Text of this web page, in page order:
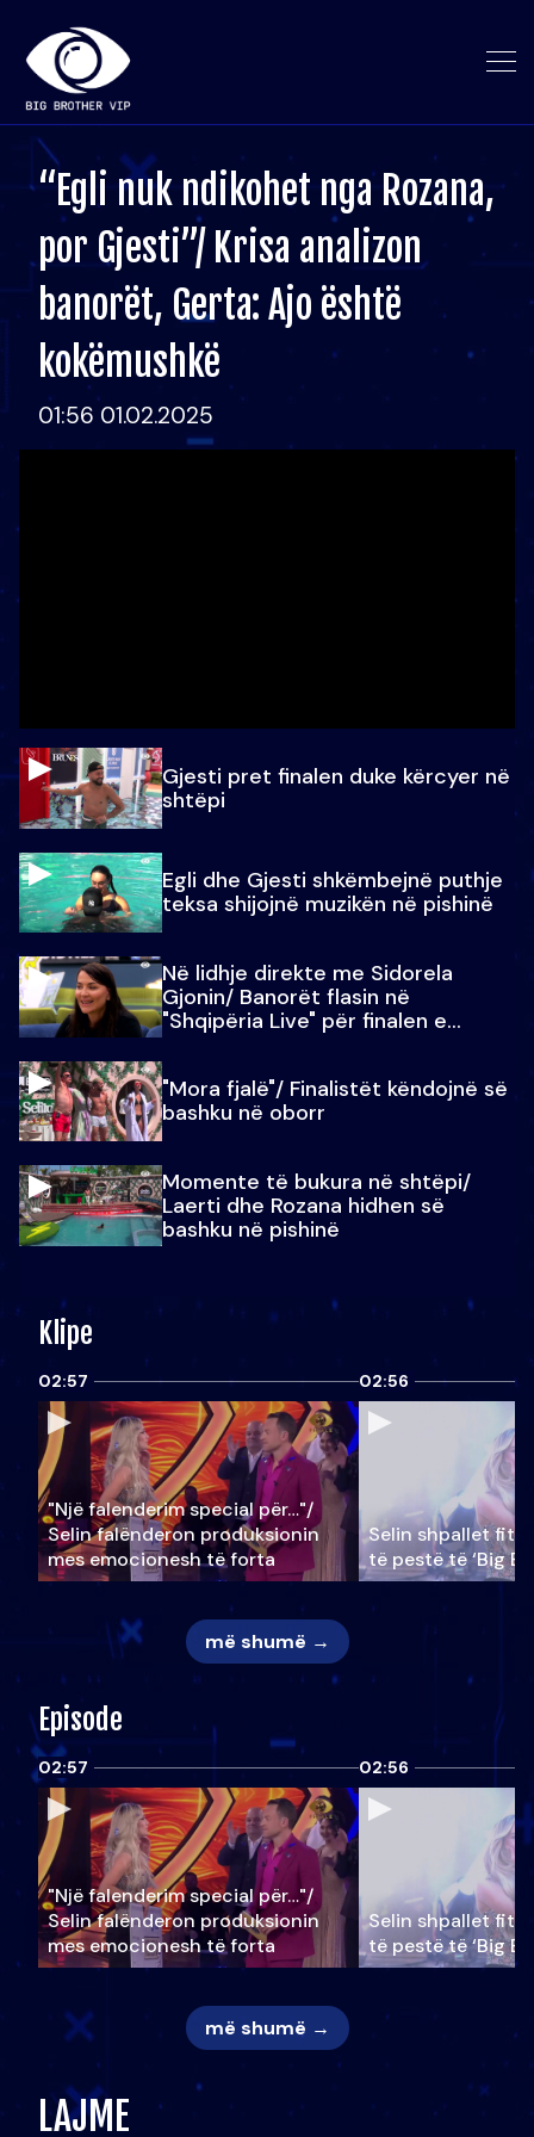
“Egli nuk ndikohet nga Rozana,
por Gjesti”/ Krisa analizon
banorët, Gerta: Ajo është
kokëmushkë
01:56 01.02.2025
Gjesti pret finalen duke kërcyer në
shtëpi
Egli dhe Gjesti shkëmbejnë puthje
teksa shijojnë muzikën në pishinë
Në lidhje direkte me Sidorela
Gjonin/ Banorët flasin në
"Shqipëria Live" për finalen e
"Mora fjalë"/ Finalistët këndojnë së
bashku në oborr
Momente të bukura në shtëpi/
Laerti dhe Rozana hidhen së
bashku në pishinë
Klipe
02:57
"Një falenderim special për…"/
Selin falënderon produksionin
mes emocionesh të forta
02:56
Selin shpallet
të pestë të ‘Big
më shumë →
Episode
02:57
"Një falenderim special për…"/
Selin falënderon produksionin
mes emocionesh të forta
02:56
Selin shpallet
të pestë të ‘Big
më shumë →
LAJME